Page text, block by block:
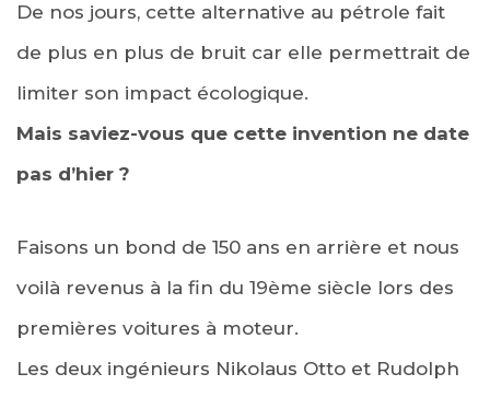
De nos jours, cette alternative au pétrole fait
de plus en plus de bruit car elle permettrait de
limiter son impact écologique.
Mais saviez-vous que cette invention ne date
pas d’hier ?
Faisons un bond de 150 ans en arrière et nous
voilà revenus à la fin du 19ème siècle lors des
premières voitures à moteur.
Les deux ingénieurs Nikolaus Otto et Rudolph